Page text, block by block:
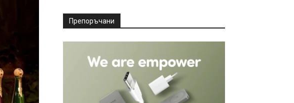
Препоръчани